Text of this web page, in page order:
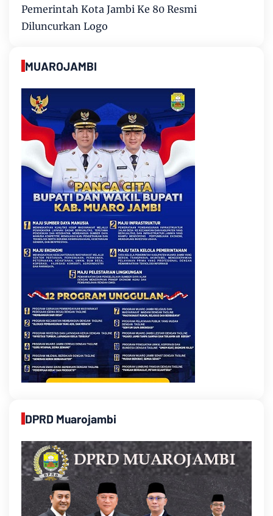
Pemerintah Kota Jambi Ke 80 Resmi
Diluncurkan Logo
MUAROJAMBI
DPRD Muarojambi